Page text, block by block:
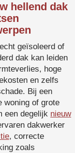
hellend dak
geïsoleerd of
dak kan leiden
hoge
en zelfs
Bij een
woning of grote
een degelijk nieuw
dakwerker
, correcte
zoals